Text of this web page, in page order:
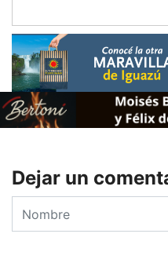
Dejar un